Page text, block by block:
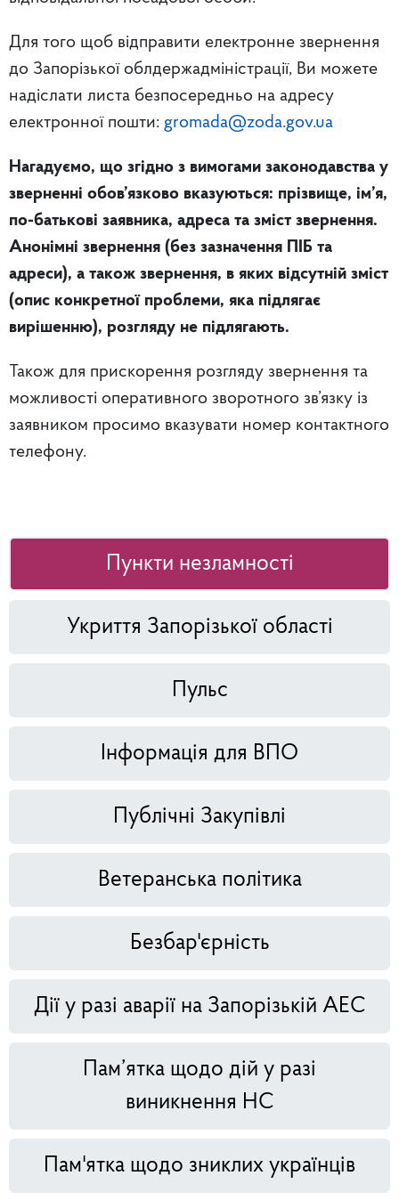
Для того щоб відправити електронне звернення
до Запорізької облдержадміністрації, Ви можете
надіслати листа безпосередньо на адресу
електронної пошти: gromada@zoda.gov.ua
Нагадуємо, що згідно з вимогами законодавства у
зверненні обов’язково вказуються: прізвище, ім’я,
по-батькові заявника, адреса та зміст звернення.
Анонімні звернення (без зазначення ПІБ та
адреси), а також звернення, в яких відсутній зміст
(опис конкретної проблеми, яка підлягає
вирішенню), розгляду не підлягають.
Також для прискорення розгляду звернення та
можливості оперативного зворотного зв’язку із
заявником просимо вказувати номер контактного
телефону.
Пункти незламності
Укриття Запорізької області
Пульс
Інформація для ВПО
Публічні Закупівлі
Ветеранська політика
Безбар'єрність
Дії у разі аварії на Запорізькій АЕС
Пам’ятка щодо дій у разі
виникнення НС
Пам'ятка щодо зниклих українців